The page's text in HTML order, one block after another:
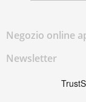
Negozio online
Newsletter